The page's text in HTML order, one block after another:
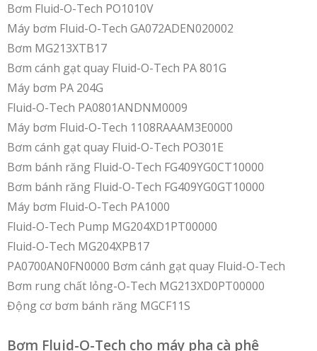
Bơm Fluid-O-Tech PO1010V
Máy bơm Fluid-O-Tech GA072ADEN020002
Bơm MG213XTB17
Bơm cánh gạt quay Fluid-O-Tech PA 801G
Máy bơm PA 204G
Fluid-O-Tech PA0801ANDNM0009
Máy bơm Fluid-O-Tech 1108RAAAM3E0000
Bơm cánh gạt quay Fluid-O-Tech PO301E
Bơm bánh răng Fluid-O-Tech FG409YG0CT10000
Bơm bánh răng Fluid-O-Tech FG409YG0GT10000
Máy bơm Fluid-O-Tech PA1000
Fluid-O-Tech Pump MG204XD1PT00000
Fluid-O-Tech MG204XPB17
PA0700AN0FN0000 Bơm cánh gạt quay Fluid-O-Tech
Bơm rung chất lỏng-O-Tech MG213XD0PT00000
Động cơ bơm bánh răng MGCF11S
Bơm Fluid-O-Tech cho máy pha cà phê